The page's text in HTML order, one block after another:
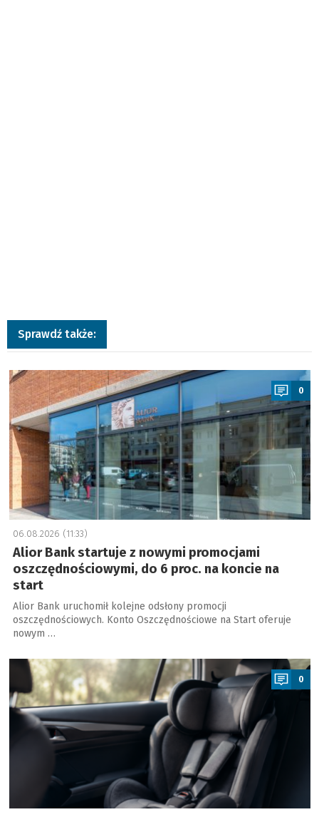
Sprawdź także:
a
0
06.08.2026 (11:33)
Alior Bank startuje z nowymi promocjami
oszczędnościowymi, do 6 proc. na koncie na
start
Alior Bank uruchomił kolejne odsłony promocji
oszczędnościowych. Konto Oszczędnościowe na Start oferuje
nowym …
a
0